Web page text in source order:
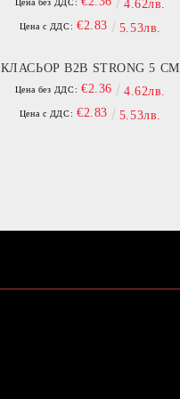
Цена без ДДС: 4.62лв.
Цена с ДДС: €2.83 5.53лв.
КЛАСЬОР B2B STRONG 5 СМ
Цена без ДДС: €2.36 4.62лв.
Цена с ДДС: €2.83 5.53лв.